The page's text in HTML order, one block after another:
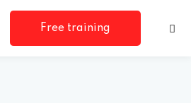
Free training